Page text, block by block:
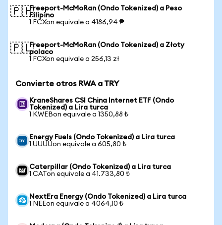
🇵🇭Freeport-McMoRan (Ondo Tokenized) a Peso
Filipino
1 FCXon equivale a 4186,94 ₱
🇵🇱Freeport-McMoRan (Ondo Tokenized) a Złoty
polaco
1 FCXon equivale a 256,13 zł
Convierte otros RWA a TRY
KraneShares CSI China Internet ETF (Ondo
Tokenized) a Lira turca
1 KWEBon equivale a 1350,88 ₺
Energy Fuels (Ondo Tokenized) a Lira turca
1 UUUUon equivale a 605,80 ₺
Caterpillar (Ondo Tokenized) a Lira turca
1 CATon equivale a 41.733,80 ₺
NextEra Energy (Ondo Tokenized) a Lira turca
1 NEEon equivale a 4064,10 ₺